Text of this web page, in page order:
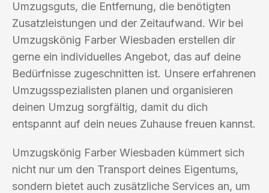
Umzugsguts, die Entfernung, die benötigten
Zusatzleistungen und der Zeitaufwand. Wir bei
Umzugskönig Farber Wiesbaden erstellen dir
gerne ein individuelles Angebot, das auf deine
Bedürfnisse zugeschnitten ist. Unsere erfahrenen
Umzugsspezialisten planen und organisieren
deinen Umzug sorgfältig, damit du dich
entspannt auf dein neues Zuhause freuen kannst.
Umzugskönig Farber Wiesbaden kümmert sich
nicht nur um den Transport deines Eigentums,
sondern bietet auch zusätzliche Services an, um